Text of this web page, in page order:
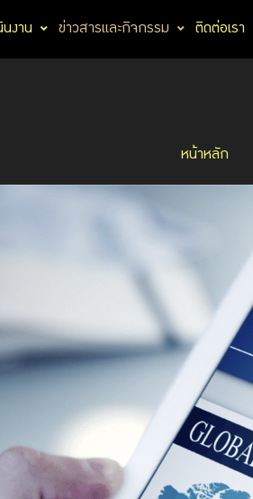
นงาน ข่าวสารและกิจกรรม ติดต่อเรา
หน้าหลัก